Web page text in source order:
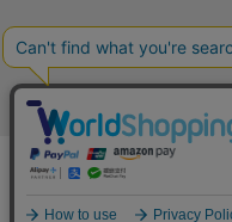
商標
Copyright(C)